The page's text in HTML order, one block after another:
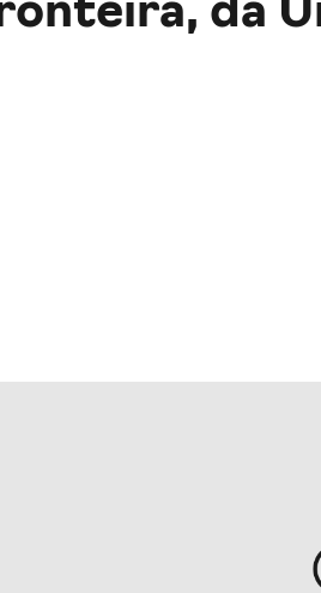
da